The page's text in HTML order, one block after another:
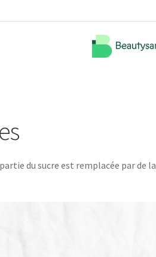
du sucre est remplacée par de la